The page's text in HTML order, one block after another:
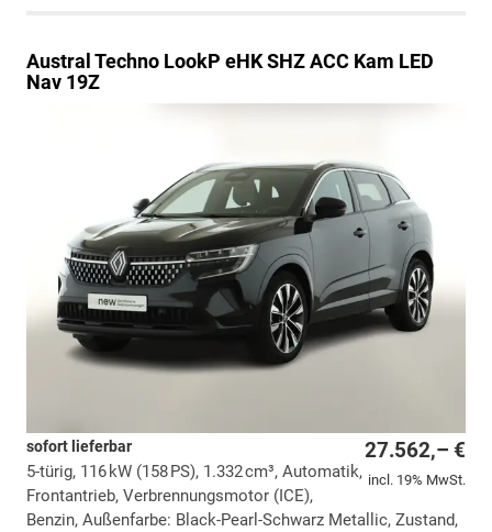
AustralTechno LookP eHK SHZ ACC Kam LED
Nav 19Z
27.562,– €
incl. 19% MwSt.
sofort lieferbar
5-türig, 116 kW (158 PS), 1.332 cm³, Automatik,
Frontantrieb, Verbrennungsmotor (ICE),
Benzin, Außenfarbe: Black-Pearl-Schwarz Metallic, Zustand,